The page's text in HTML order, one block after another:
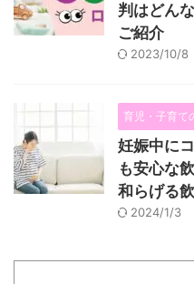
判はどん
ご紹介
2023/10/8
育児・子育て
妊娠中に
も安心な
和らげる
2024/1/3